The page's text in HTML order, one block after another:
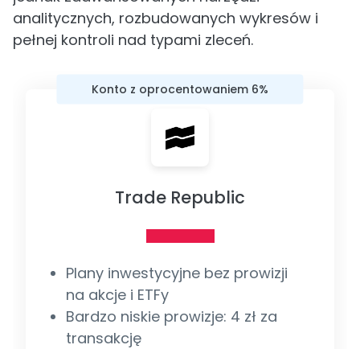
analitycznych, rozbudowanych wykresów i
pełnej kontroli nad typami zleceń.
Konto z oprocentowaniem 6%
Trade Republic
Plany inwestycyjne bez prowizji
na akcje i ETFy
Bardzo niskie prowizje: 4 zł za
transakcję